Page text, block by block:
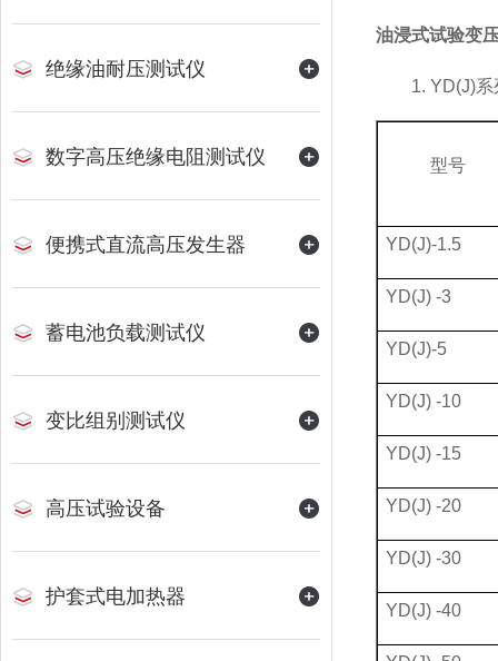
绝缘油耐压测试仪
数字高压绝缘电阻测试仪
便携式直流高压发生器
蓄电池负载测试仪
变比组别测试仪
高压试验设备
护套式电加热器
油浸式试验变
1. YD(J)系
型号
YD(J)-1.5
YD(J) -3
YD(J)-5
YD(J) -10
YD(J) -15
YD(J) -20
YD(J) -30
YD(J) -40